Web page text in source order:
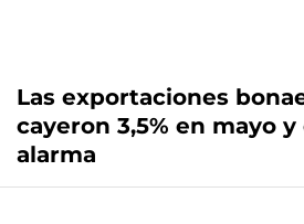
Las exportaciones
cayeron 3,5% en mayo
alarma